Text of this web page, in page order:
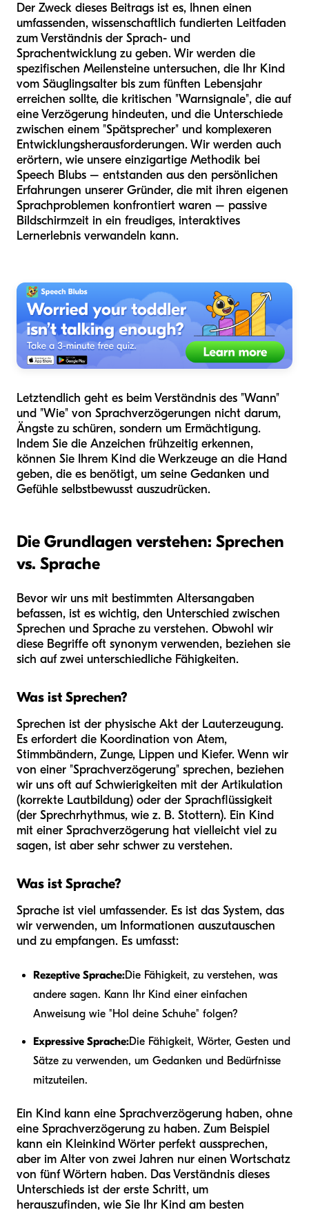
Der Zweck dieses Beitrags ist es, Ihnen einen
umfassenden, wissenschaftlich fundierten Leitfaden
zum Verständnis der Sprach- und
Sprachentwicklung zu geben. Wir werden die
spezifischen Meilensteine untersuchen, die Ihr Kind
vom Säuglingsalter bis zum fünften Lebensjahr
erreichen sollte, die kritischen "Warnsignale", die auf
eine Verzögerung hindeuten, und die Unterschiede
zwischen einem "Spätsprecher" und komplexeren
Entwicklungsherausforderungen. Wir werden auch
erörtern, wie unsere einzigartige Methodik bei
Speech Blubs – entstanden aus den persönlichen
Erfahrungen unserer Gründer, die mit ihren eigenen
Sprachproblemen konfrontiert waren – passive
Bildschirmzeit in ein freudiges, interaktives
Lernerlebnis verwandeln kann.
Letztendlich geht es beim Verständnis des "Wann"
und "Wie" von Sprachverzögerungen nicht darum,
Ängste zu schüren, sondern um Ermächtigung.
Indem Sie die Anzeichen frühzeitig erkennen,
können Sie Ihrem Kind die Werkzeuge an die Hand
geben, die es benötigt, um seine Gedanken und
Gefühle selbstbewusst auszudrücken.
Die Grundlagen verstehen: Sprechen
vs. Sprache
Bevor wir uns mit bestimmten Altersangaben
befassen, ist es wichtig, den Unterschied zwischen
Sprechen und Sprache zu verstehen. Obwohl wir
diese Begriffe oft synonym verwenden, beziehen sie
sich auf zwei unterschiedliche Fähigkeiten.
Was ist Sprechen?
Sprechen ist der physische Akt der Lauterzeugung.
Es erfordert die Koordination von Atem,
Stimmbändern, Zunge, Lippen und Kiefer. Wenn wir
von einer "Sprachverzögerung" sprechen, beziehen
wir uns oft auf Schwierigkeiten mit der Artikulation
(korrekte Lautbildung) oder der Sprachflüssigkeit
(der Sprechrhythmus, wie z. B. Stottern). Ein Kind
mit einer Sprachverzögerung hat vielleicht viel zu
sagen, ist aber sehr schwer zu verstehen.
Was ist Sprache?
Sprache ist viel umfassender. Es ist das System, das
wir verwenden, um Informationen auszutauschen
und zu empfangen. Es umfasst:
Rezeptive Sprache:Die Fähigkeit, zu verstehen, was
andere sagen. Kann Ihr Kind einer einfachen
Anweisung wie "Hol deine Schuhe" folgen?
Expressive Sprache:Die Fähigkeit, Wörter, Gesten und
Sätze zu verwenden, um Gedanken und Bedürfnisse
mitzuteilen.
Ein Kind kann eine Sprachverzögerung haben, ohne
eine Sprachverzögerung zu haben. Zum Beispiel
kann ein Kleinkind Wörter perfekt aussprechen,
aber im Alter von zwei Jahren nur einen Wortschatz
von fünf Wörtern haben. Das Verständnis dieses
Unterschieds ist der erste Schritt, um
herauszufinden, wie Sie Ihr Kind am besten